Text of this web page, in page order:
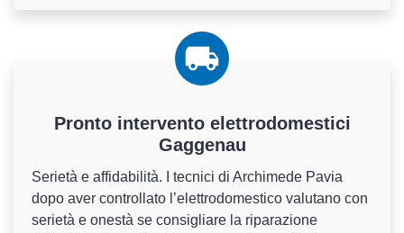
Pronto intervento elettrodomestici
Gaggenau
Serietà e affidabilità. I tecnici di Archimede Pavia
dopo aver controllato l’elettrodomestico valutano con
serietà e onestà se consigliare la riparazione